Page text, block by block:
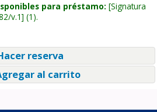
para préstamo: Signatura
v.1 (1).
reserva
al carrito